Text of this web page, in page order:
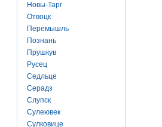
Новы-Тарг
Отвоцк
Перемышль
Познань
Прушкув
Русец
Седльце
Серадз
Слупск
Сулеювек
Сулковице